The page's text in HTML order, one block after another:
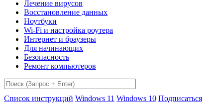
Лечение вирусов
Восстановление данных
Ноутбуки
Wi-Fi и настройка роутера
Интернет и браузеры
Для начинающих
Безопасность
Ремонт компьютеров
Список инструкций Windows 11 Windows 10 Подписаться